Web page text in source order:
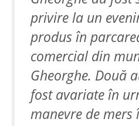
privire la un
produs în
comercial din
Gheorghe. Două
fost avariate în
manevre de mers